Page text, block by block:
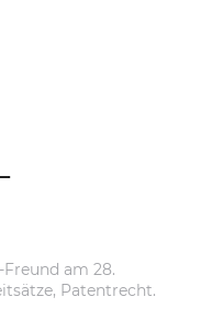
am 28.
, Patentrecht.